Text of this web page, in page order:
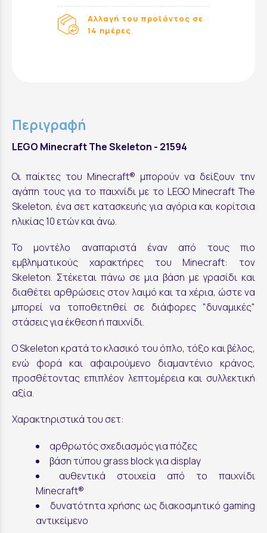
Αλλαγή του προϊόντος σε
14 ημέρες
Περιγραφή
LEGO Minecraft The Skeleton - 21594
Οι παίκτες του Minecraft® μπορούν να δείξουν την
αγάπη τους για το παιχνίδι με το LEGO Minecraft The
Skeleton, ένα σετ κατασκευής για αγόρια και κορίτσια
ηλικίας 10 ετών και άνω.
Το μοντέλο αναπαριστά έναν από τους πιο
εμβληματικούς χαρακτήρες του Minecraft: τον
Skeleton. Στέκεται πάνω σε μια βάση με γρασίδι και
διαθέτει αρθρώσεις στον λαιμό και τα χέρια, ώστε να
μπορεί να τοποθετηθεί σε διάφορες "δυναμικές"
στάσεις για έκθεση ή παιχνίδι.
Ο Skeleton κρατά το κλασικό του όπλο, τόξο και βέλος,
ενώ φορά και αφαιρούμενο διαμαντένιο κράνος,
προσθέτοντας επιπλέον λεπτομέρεια και συλλεκτική
αξία.
Χαρακτηριστικά του σετ:
αρθρωτός σχεδιασμός για πόζες
βάση τύπου grass block για display
αυθεντικά στοιχεία από το παιχνίδι
Minecraft®
δυνατότητα χρήσης ως διακοσμητικό gaming
αντικείμενο